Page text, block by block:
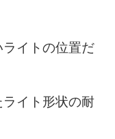
イトの位置だ
イト形状の耐